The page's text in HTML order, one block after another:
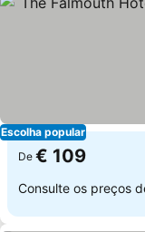
Escolha popular
De € 109
Consulte os preços